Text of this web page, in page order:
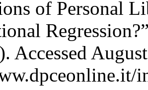
of Personal
Accessed